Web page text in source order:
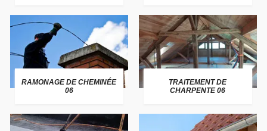
RAMONAGE DE CHEMINÉE
06
TRAITEMENT DE
CHARPENTE 06